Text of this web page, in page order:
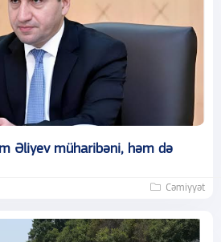
Əliyev müharibəni, həm də
Cəmiyyət